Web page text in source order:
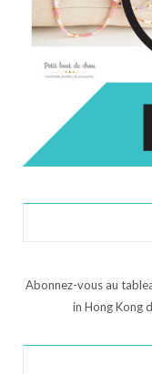
Abonnez-vous au
in Hong Kong